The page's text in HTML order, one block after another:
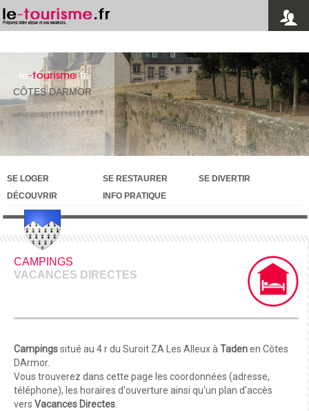
le-tourisme.fr
CÔTES DARMOR
SE LOGER SE RESTAURER
SE DIVERTIR
DÉCOUVRIR
INFO PRATIQUE
CAMPINGS
VACANCES DIRECTES
Campingssitué au 4 r du Suroit ZA Les Alleux àTadenen Côtes
DArmor.
Vous trouverez dans cette page les coordonnées (adresse,
téléphone), les horaires d'ouverture ainsi qu'un plan d'accès
vers Vacances Directes.